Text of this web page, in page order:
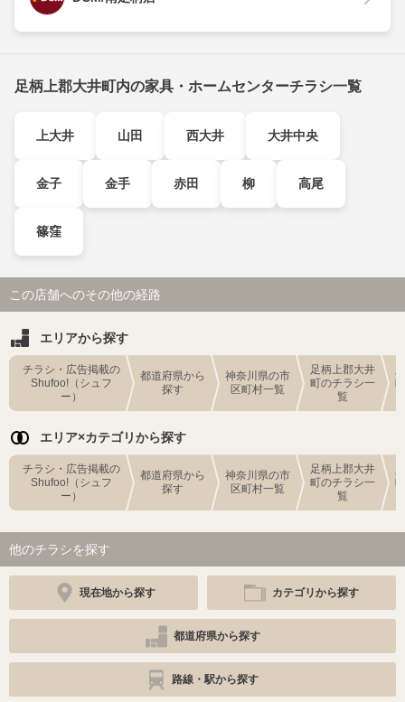
足柄上郡大井町内の家具・ホームセンターチラシ一覧
上大井 山田 西大井 大井中央
金子 金手 赤田 柳 高尾
篠窪
この店舗へのその他の経路
エリアから探す
チラシ・広告掲載の
Shufoo!（シュフ
ー）
都道府県から
探す
神奈川県の市
区町村一覧
足柄上郡大井
町のチラシ一
覧
エリア×カテゴリから探す
チラシ・広告掲載の
Shufoo!（シュフ
ー）
都道府県から
探す
神奈川県の市
区町村一覧
足柄上郡大井
町のチラシ一
覧
他のチラシを探す
現在地から探す カテゴリから探す
都道府県から探す
路線・駅から探す